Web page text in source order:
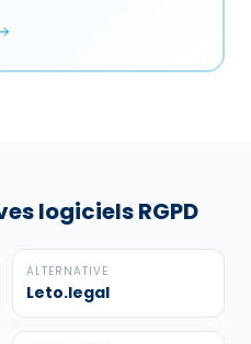
logiciels RGPD
ALTERNATIVE
Leto.legal